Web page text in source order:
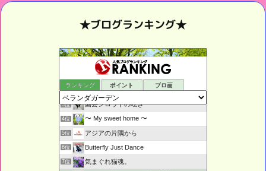
★ブログランキング★
ランキング ポイント ブロ画
鉢庭らいふ
2位 ベランダぐらし
3位 園芸シロウトの呟き・・・
4位 〜 My sweet home 〜
5位 アジアの片隅から
6位 Butterfly Just Dance
7位 気まぐれ猫魂。